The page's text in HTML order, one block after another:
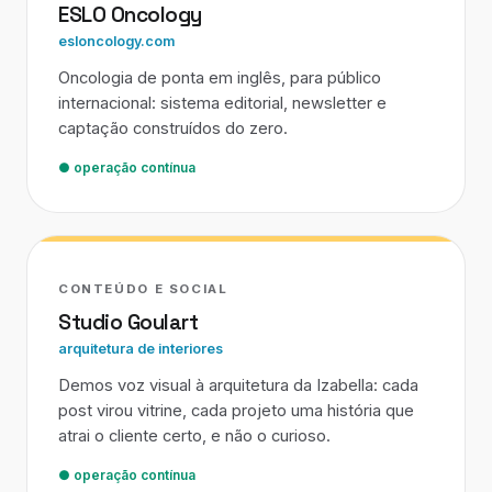
ESLO Oncology
esloncology.com
Oncologia de ponta em inglês, para público
internacional: sistema editorial, newsletter e
captação construídos do zero.
● operação contínua
CONTEÚDO E SOCIAL
Studio Goulart
arquitetura de interiores
Demos voz visual à arquitetura da Izabella: cada
post virou vitrine, cada projeto uma história que
atrai o cliente certo, e não o curioso.
● operação contínua